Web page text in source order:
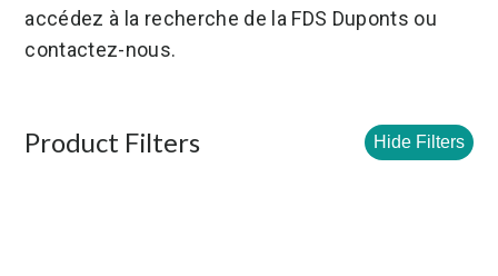
accédez à la recherche de la FDS Duponts ou
contactez-nous.
Product Filters Hide Filters